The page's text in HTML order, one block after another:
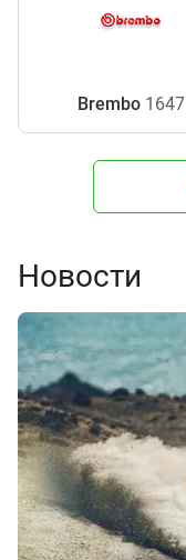
Brembo 1647
Новости